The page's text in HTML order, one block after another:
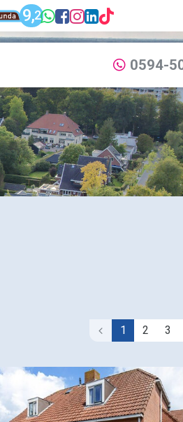
Dijkstra
Dijkstra Makelaardij &
9,2 WhatsApp:
0594-
Vorige
1 2 3